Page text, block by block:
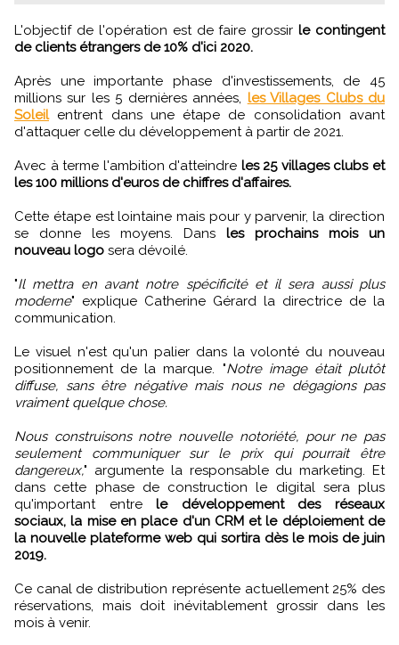
L'objectif de l'opération est de faire grossir le contingent
de clients étrangers de 10% d'ici 2020.
Après une importante phase d'investissements, de 45
millions sur les 5 dernières années, les Villages Clubs du
Soleilentrent dans une étape de consolidation avant
d'attaquer celle du développement à partir de 2021.
Avec à terme l'ambition d'atteindre les 25 villages clubs et
les 100 millions d'euros de chiffres d'affaires.
Cette étape est lointaine mais pour y parvenir, la direction
se donne les moyens. Dans les prochains mois un
nouveau logo sera dévoilé.
"Il mettra en avant notre spécificité et il sera aussi plus
moderne" explique Catherine Gérard la directrice de la
communication.
Le visuel n'est qu'un palier dans la volonté du nouveau
positionnement de la marque. "Notre image était plutôt
diffuse, sans être négative mais nous ne dégagions pas
vraiment quelque chose.
Nous construisons notre nouvelle notoriété, pour ne pas
seulement communiquer sur le prix qui pourrait être
dangereux," argumente la responsable du marketing. Et
dans cette phase de construction le digital sera plus
qu'important entre le développement des réseaux
sociaux, la mise en place d'un CRM et le déploiement de
la nouvelle plateforme web qui sortira dès le mois de juin
2019.
Ce canal de distribution représente actuellement 25% des
réservations, mais doit inévitablement grossir dans les
mois à venir.